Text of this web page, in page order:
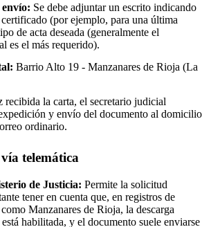
Se debe adjuntar un escrito indicando
(por ejemplo, para una última
de acta deseada (generalmente el
es el más requerido).
Barrio Alto 19 - Manzanares de Rioja (La
recibida la carta, el secretario judicial
y envío del documento al domicilio
ordinario.
telemática
de Justicia: Permite la solicitud
tener en cuenta que, en registros de
Manzanares de Rioja, la descarga
habilitada, y el documento suele enviarse